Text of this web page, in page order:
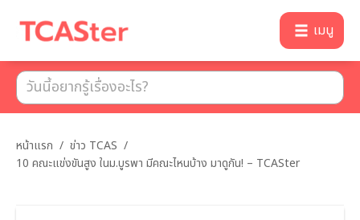
เมนู
หน้าแรก / ข่าว TCAS /
10 คณะแข่งขันสูง ในม.บูรพา มีคณะไหนบ้าง มาดูกัน! – TCASter